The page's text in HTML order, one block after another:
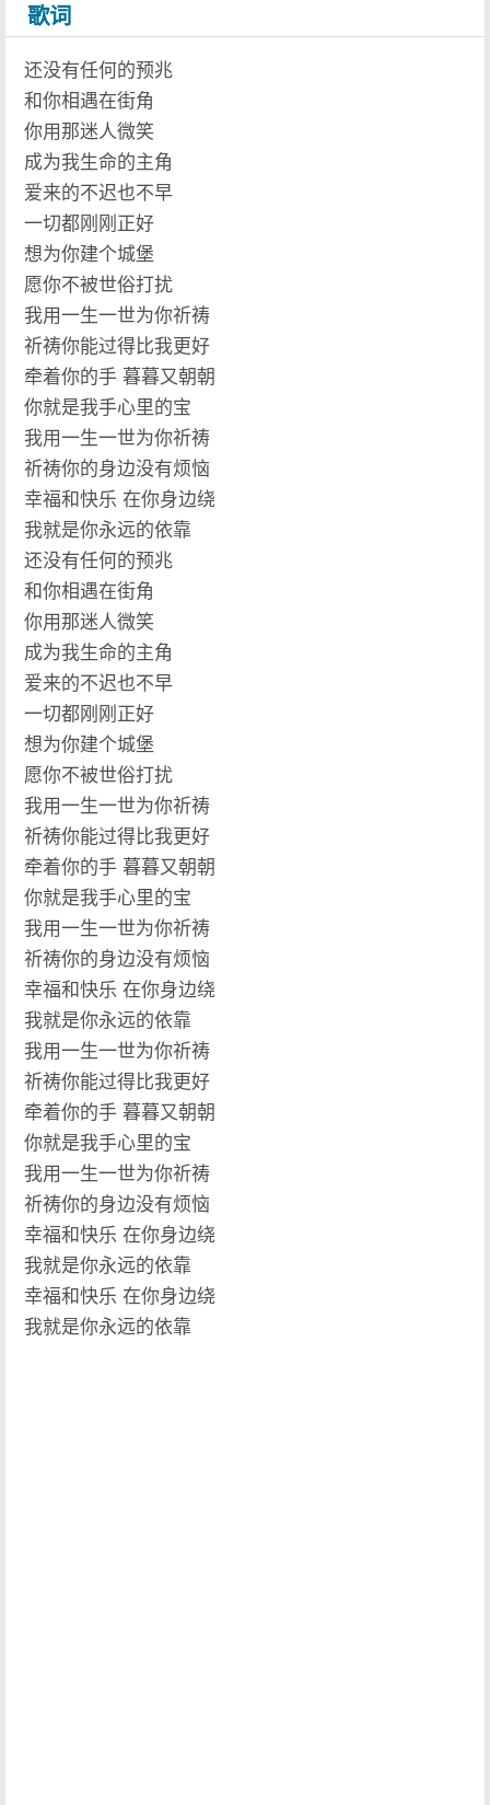
歌词
还没有任何的预兆
和你相遇在街角
你用那迷人微笑
成为我生命的主角
爱来的不迟也不早
一切都刚刚正好
想为你建个城堡
愿你不被世俗打扰
我用一生一世为你祈祷
祈祷你能过得比我更好
牵着你的手 暮暮又朝朝
你就是我手心里的宝
我用一生一世为你祈祷
祈祷你的身边没有烦恼
幸福和快乐 在你身边绕
我就是你永远的依靠
还没有任何的预兆
和你相遇在街角
你用那迷人微笑
成为我生命的主角
爱来的不迟也不早
一切都刚刚正好
想为你建个城堡
愿你不被世俗打扰
我用一生一世为你祈祷
祈祷你能过得比我更好
牵着你的手 暮暮又朝朝
你就是我手心里的宝
我用一生一世为你祈祷
祈祷你的身边没有烦恼
幸福和快乐 在你身边绕
我就是你永远的依靠
我用一生一世为你祈祷
祈祷你能过得比我更好
牵着你的手 暮暮又朝朝
你就是我手心里的宝
我用一生一世为你祈祷
祈祷你的身边没有烦恼
幸福和快乐 在你身边绕
我就是你永远的依靠
幸福和快乐 在你身边绕
我就是你永远的依靠